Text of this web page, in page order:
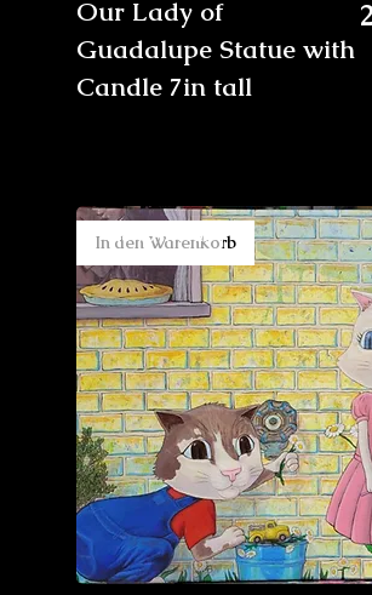
Our Lady of
Guadalupe Statue with
Candle 7in tall
In den Warenkorb
New Arrival